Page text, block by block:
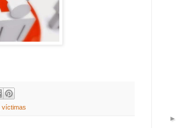
víctimas
►